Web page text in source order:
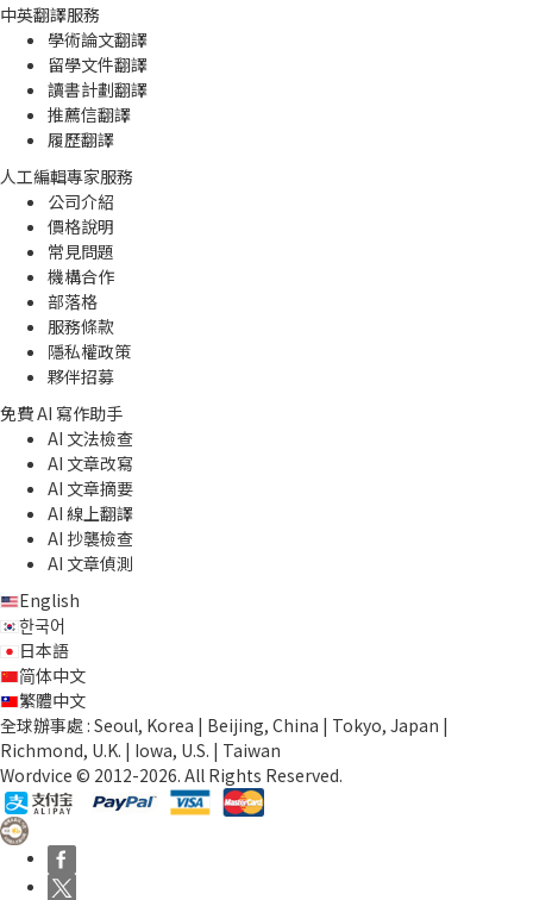
中英翻譯服務
學術論文翻譯
留學文件翻譯
讀書計劃翻譯
推薦信翻譯
履歷翻譯
人工編輯專家服務
公司介紹
價格說明
常見問題
機構合作
部落格
服務條款
隱私權政策
夥伴招募
免費 AI 寫作助手
AI 文法檢查
AI 文章改寫
AI 文章摘要
AI 線上翻譯
AI 抄襲檢查
AI 文章偵測
English
한국어
日本語
简体中文
繁體中文
全球辦事處 : Seoul, Korea | Beijing, China | Tokyo, Japan |
Richmond, U.K. | Iowa, U.S. | Taiwan
Wordvice © 2012-2026. All Rights Reserved.